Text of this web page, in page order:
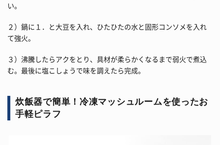
い。
２）鍋に１．と大豆を入れ、ひたひたの水と固形コンソメを入れ
て強火。
３）沸騰したらアクをとり、具材が柔らかくなるまで弱火で煮込
む。最後に塩こしょうで味を調えたら完成。
炊飯器で簡単！冷凍マッシュルームを使ったお
手軽ピラフ